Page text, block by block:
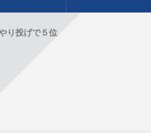
り投げで５位